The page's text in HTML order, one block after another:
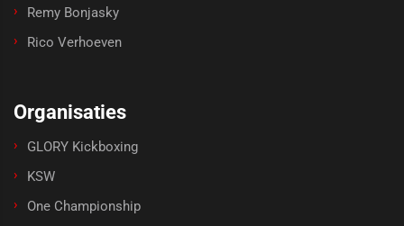
Remy Bonjasky
Rico Verhoeven
Organisaties
GLORY Kickboxing
KSW
One Championship